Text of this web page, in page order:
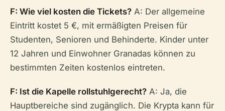
F: Wie viel kosten die Tickets? A: Der allgemeine
Eintritt kostet 5 €, mit ermäßigten Preisen für
Studenten, Senioren und Behinderte. Kinder unter
12 Jahren und Einwohner Granadas können zu
bestimmten Zeiten kostenlos eintreten.
F: Ist die Kapelle rollstuhlgerecht? A: Ja, die
Hauptbereiche sind zugänglich. Die Krypta kann für